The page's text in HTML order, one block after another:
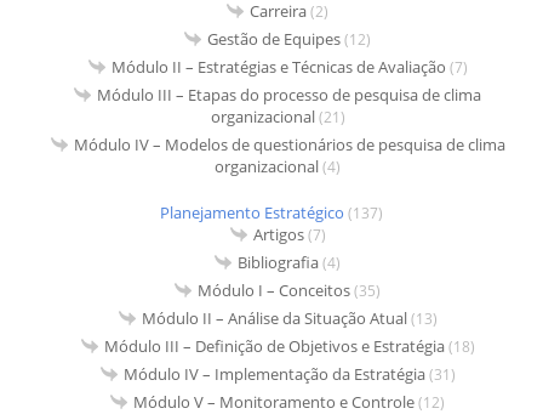
Carreira(2)
Gestão de Equipes(12)
Módulo II – Estratégias e Técnicas de Avaliação (7)
Módulo III – Etapas do processo de pesquisa de clima
organizacional(21)
Módulo IV – Modelos de questionários de pesquisa de clima
organizacional(4)
Planejamento Estratégico (137)
Artigos(7)
Bibliografia(4)
Módulo I – Conceitos(35)
Módulo II – Análise da Situação Atual(13)
Módulo III – Definição de Objetivos e Estratégia(18)
Módulo IV – Implementação da Estratégia(31)
Módulo V – Monitoramento e Controle(12)